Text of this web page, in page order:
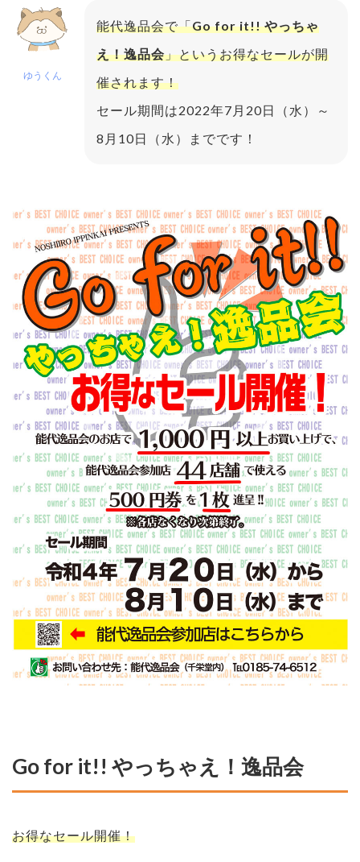
ゆうくん
能代逸品会で「Go for it!! やっちゃ
え！逸品会」というお得なセールが開
催されます！
セール期間は2022年7月20日（水）～
8月10日（水）までです！
Go for it!! やっちゃえ！逸品会
お得なセール開催！